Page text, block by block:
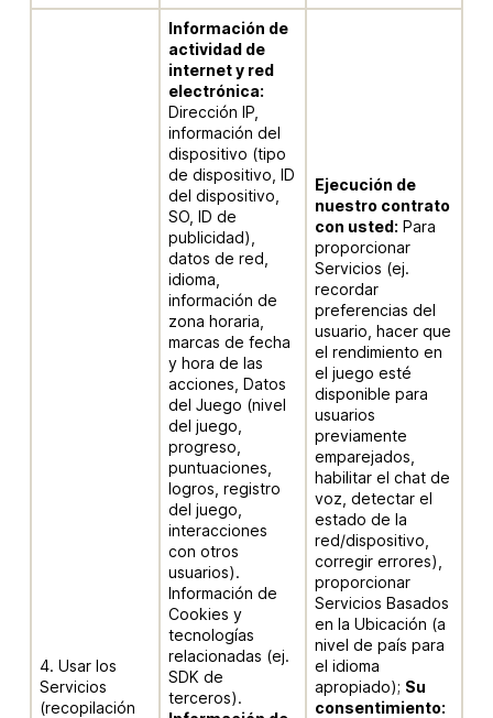
4. Usar los
Servicios
(recopilación
Información de
actividad de
internet y red
electrónica:
Dirección IP,
información del
dispositivo (tipo
de dispositivo, ID
del dispositivo,
SO, ID de
publicidad),
datos de red,
idioma,
información de
zona horaria,
marcas de fecha
y hora de las
acciones, Datos
del Juego (nivel
del juego,
progreso,
puntuaciones,
logros, registro
del juego,
interacciones
con otros
usuarios).
Información de
Cookies y
tecnologías
relacionadas (ej.
SDK de
terceros).
Ejecución de
nuestro contrato
con usted: Para
proporcionar
Servicios (ej.
recordar
preferencias del
usuario, hacer que
el rendimiento en
el juego esté
disponible para
usuarios
previamente
emparejados,
habilitar el chat de
voz, detectar el
estado de la
red/dispositivo,
corregir errores),
proporcionar
Servicios Basados
en la Ubicación (a
nivel de país para
el idioma
apropiado); Su
consentimiento: